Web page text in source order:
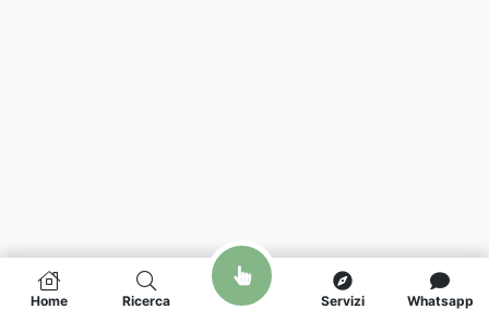
Home Ricerca Servizi Whatsapp